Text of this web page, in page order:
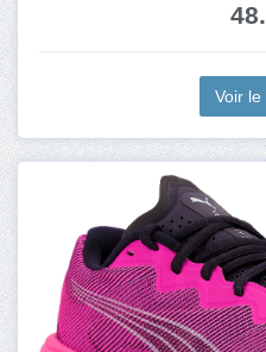
Voir le